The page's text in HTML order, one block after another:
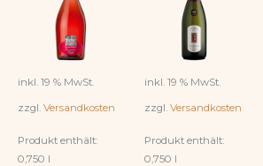
inkl. 19 % MwSt.
zzgl. Versandkosten
Produkt enthält:
0,750 l
inkl. 19 % MwSt.
zzgl. Versandkosten
Produkt enthält:
0,750 l